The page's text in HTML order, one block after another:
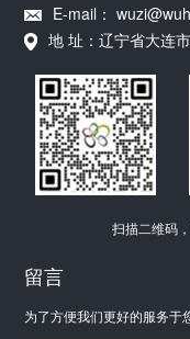
E-mail：
地 址：辽宁省大连
扫描二维码
留言
为了方便我们更好的服务于